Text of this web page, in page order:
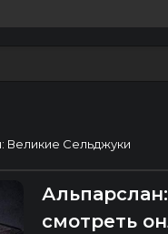
Великие Сельджуки
смотреть